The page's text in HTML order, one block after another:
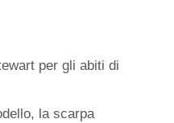
per gli abiti di
la scarpa